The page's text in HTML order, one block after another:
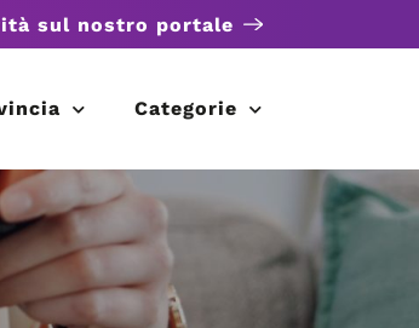
sul nostro portale
Categorie